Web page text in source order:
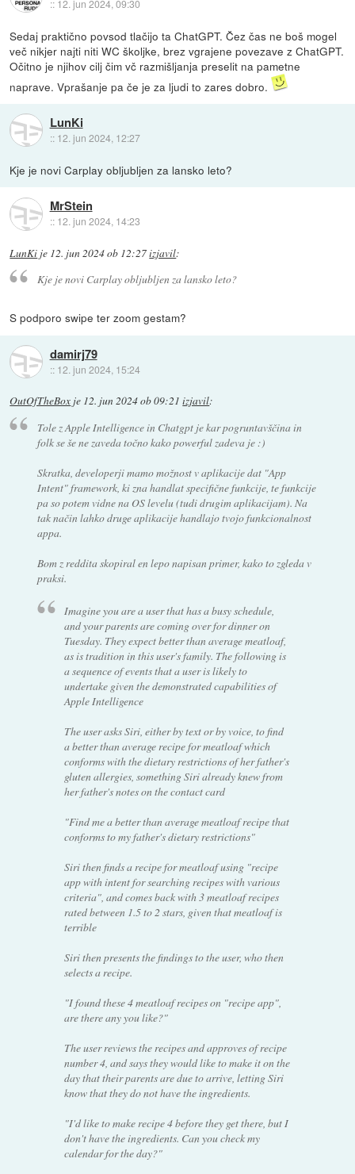
:: 12. jun 2024, 09:30
Sedaj praktično povsod tlačijo ta ChatGPT. Čez čas ne boš mogel
več nikjer najti niti WC školjke, brez vgrajene povezave z ChatGPT.
Očitno je njihov cilj čim vč razmišljanja preselit na pametne
naprave. Vprašanje pa če je za ljudi to zares dobro.
LunKi
:: 12. jun 2024, 12:27
Kje je novi Carplay obljubljen za lansko leto?
MrStein
:: 12. jun 2024, 14:23
LunKi je 12. jun 2024 ob 12:27izjavil:
Kje je novi Carplay obljubljen za lansko leto?
S podporo swipe ter zoom gestam?
damirj79
:: 12. jun 2024, 15:24
OutOfTheBox je 12. jun 2024 ob 09:21 izjavil:
Tole z Apple Intelligence in Chatgpt je kar pogruntavščina in
folk se še ne zaveda točno kako powerful zadeva je :)
Skratka, developerji mamo možnost v aplikacije dat "App
Intent" framework, ki zna handlat specifične funkcije, te funkcije
pa so potem vidne na OS levelu (tudi drugim aplikacijam). Na
tak način lahko druge aplikacije handlajo tvojo funkcionalnost
appa.
Bom z reddita skopiral en lepo napisan primer, kako to zgleda v
praksi.
Imagine you are a user that has a busy schedule,
and your parents are coming over for dinner on
Tuesday. They expect better than average meatloaf,
as is tradition in this user's family. The following is
a sequence of events that a user is likely to
undertake given the demonstrated capabilities of
Apple Intelligence
The user asks Siri, either by text or by voice, to find
a better than average recipe for meatloaf which
conforms with the dietary restrictions of her father's
gluten allergies, something Siri already knew from
her father's notes on the contact card
"Find me a better than average meatloaf recipe that
conforms to my father's dietary restrictions"
Siri then finds a recipe for meatloaf using "recipe
app with intent for searching recipes with various
criteria", and comes back with 3 meatloaf recipes
rated between 1.5 to 2 stars, given that meatloaf is
terrible
Siri then presents the findings to the user, who then
selects a recipe.
"I found these 4 meatloaf recipes on "recipe app",
are there any you like?"
The user reviews the recipes and approves of recipe
number 4, and says they would like to make it on the
day that their parents are due to arrive, letting Siri
know that they do not have the ingredients.
"I'd like to make recipe 4 before they get there, but I
don't have the ingredients. Can you check my
calendar for the day?"